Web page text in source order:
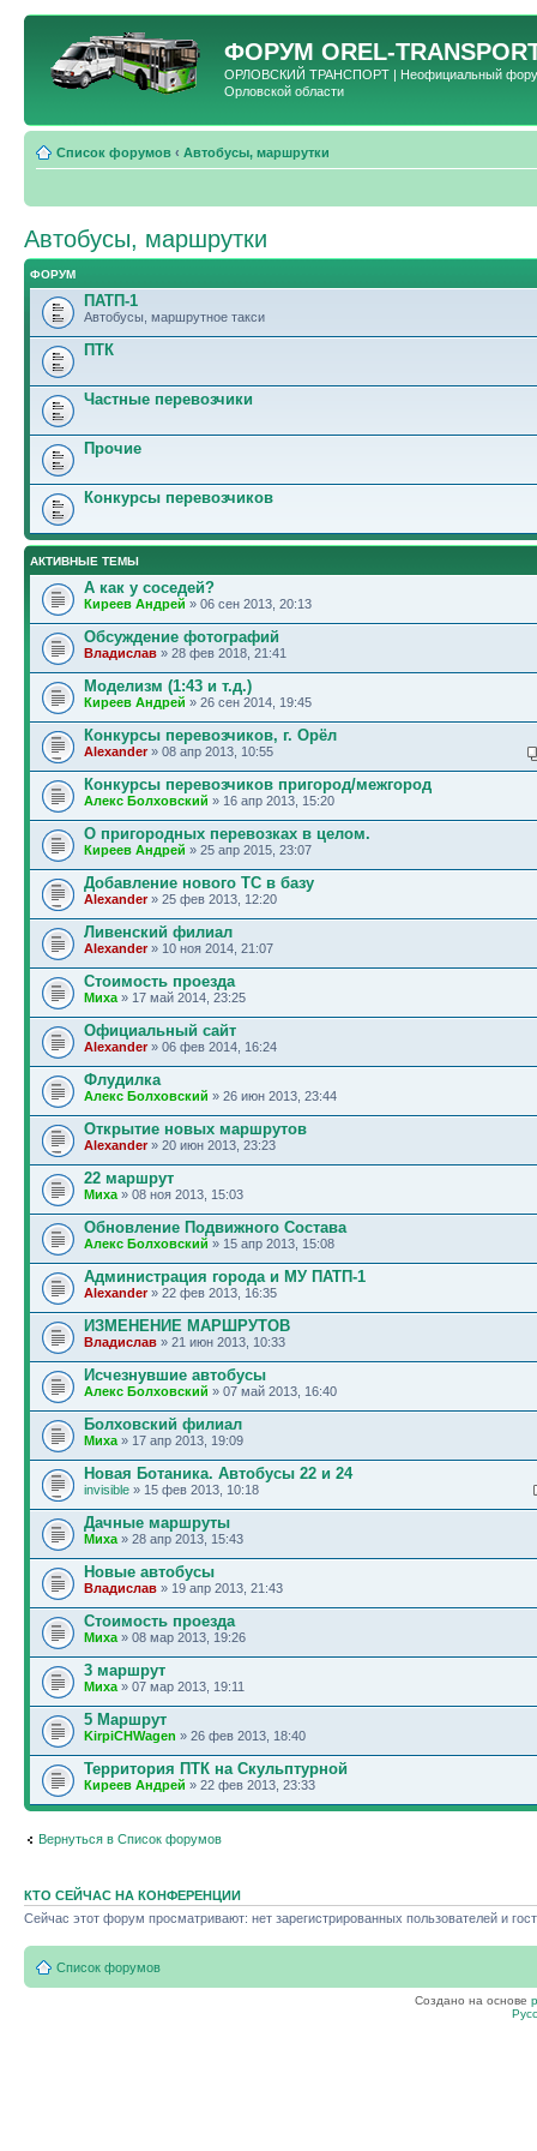
ФОРУМ OREL-
ОРЛОВСКИЙ ТРАНСПОРТ | Неофициальный форум
Орловской области
Список форумов ‹ Автобусы, маршрутки
Автобусы, маршрутки
ФОРУМ
ПАТП-1
Автобусы, маршрутное такси
ПТК
Частные перевозчики
Прочие
Конкурсы перевозчиков
АКТИВНЫЕ ТЕМЫ
А как у соседей?
Киреев Андрей » 06 сен 2013, 20:13
Обсуждение фотографий
Владислав » 28 фев 2018, 21:41
Моделизм (1:43 и т.д.)
Киреев Андрей » 26 сен 2014, 19:45
Конкурсы перевозчиков, г. Орёл
Alexander» 08 апр 2013, 10:55
Конкурсы перевозчиков пригород/межгород
Алекс Болховский » 16 апр 2013, 15:20
О пригородных перевозках в целом.
Киреев Андрей » 25 апр 2015, 23:07
Добавление нового ТС в базу
Alexander» 25 фев 2013, 12:20
Ливенский филиал
Alexander» 10 ноя 2014, 21:07
Стоимость проезда
Миха » 17 май 2014, 23:25
Официальный сайт
Alexander» 06 фев 2014, 16:24
Флудилка
Алекс Болховский » 26 июн 2013, 23:44
Открытие новых маршрутов
Alexander» 20 июн 2013, 23:23
22 маршрут
Миха » 08 ноя 2013, 15:03
Обновление Подвижного Состава
Алекс Болховский » 15 апр 2013, 15:08
Администрация города и МУ ПАТП-1
Alexander» 22 фев 2013, 16:35
ИЗМЕНЕНИЕ МАРШРУТОВ
Владислав » 21 июн 2013, 10:33
Исчезнувшие автобусы
Алекс Болховский » 07 май 2013, 16:40
Болховский филиал
Миха » 17 апр 2013, 19:09
Новая Ботаника. Автобусы 22 и 24
invisible » 15 фев 2013, 10:18
Дачные маршруты
Миха » 28 апр 2013, 15:43
Новые автобусы
Владислав » 19 апр 2013, 21:43
Стоимость проезда
Миха » 08 мар 2013, 19:26
3 маршрут
Миха » 07 мар 2013, 19:11
5 Маршрут
KirpiCHWagen » 26 фев 2013, 18:40
Территория ПТК на Скульптурной
Киреев Андрей » 22 фев 2013, 23:33
Вернуться в Список форумов
КТО СЕЙЧАС НА КОНФЕРЕНЦИИ
Сейчас этот форум просматривают: нет зарегистрированных пользователей и
Список форумов
Создано на основе